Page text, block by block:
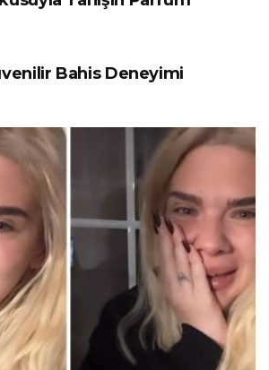
Bahis Deneyimi